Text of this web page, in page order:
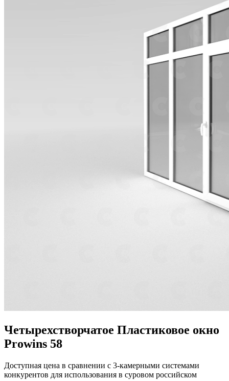
Четырехстворчатое Пластиковое окно
Prowins 58
Доступная цена в сравнении с 3-камерными системами
конкурентов для использования в суровом российском